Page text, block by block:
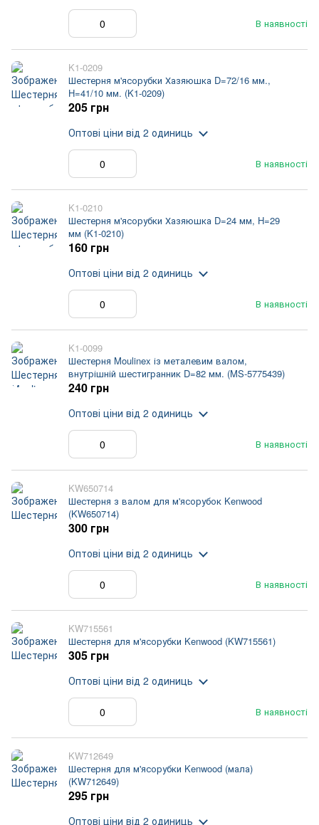
В наявності
K1-0209
Шестерня м'ясорубки Хазяюшка D=72/16 мм.,
H=41/10 мм. (K1-0209)
В наявності
205 грн
Оптові ціни від 2 одиниць
K1-0210
Шестерня м'ясорубки Хазяюшка D=24 мм, H=29
мм (K1-0210)
В наявності
160 грн
Оптові ціни від 2 одиниць
K1-0099
Шестерня Moulinex із металевим валом,
внутрішній шестигранник D=82 мм. (MS-5775439)
В наявності
240 грн
Оптові ціни від 2 одиниць
KW650714
Шестерня з валом для м'ясорубок Kenwood
(KW650714)
В наявності
300 грн
Оптові ціни від 2 одиниць
KW715561
Шестерня для м'ясорубки Kenwood (KW715561)
В наявності
305 грн
Оптові ціни від 2 одиниць
KW712649
Шестерня для м'ясорубки Kenwood (мала)
(KW712649)
295 грн
Оптові ціни від 2 одиниць